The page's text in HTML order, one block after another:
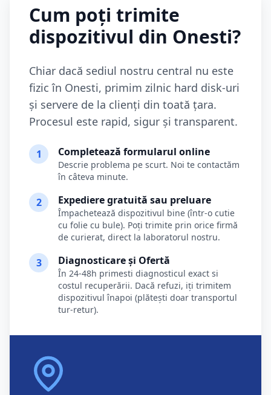
Cum poți trimite
dispozitivul din Onesti?
Chiar dacă sediul nostru central nu este
fizic în Onesti, primim zilnic hard disk-uri
și servere de la clienți din toată țara.
Procesul este rapid, sigur și transparent.
1 Completează formularul online
Descrie problema pe scurt. Noi te contactăm
în câteva minute.
2 Expediere gratuită sau preluare
Împachetează dispozitivul bine (într-o cutie
cu folie cu bule). Poți trimite prin orice firmă
de curierat, direct la laboratorul nostru.
3 Diagnosticare și Ofertă
În 24-48h primesti diagnosticul exact si
costul recuperării. Dacă refuzi, iți trimitem
dispozitivul înapoi (plătești doar transportul
tur-retur).